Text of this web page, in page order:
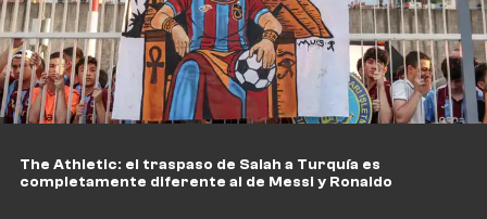
The Athletic: el traspaso de Salah a Turquía es
completamente diferente al de Messi y Ronaldo